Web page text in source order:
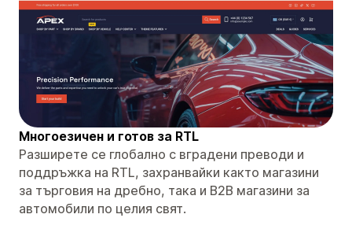
Многоезичен и готов за RTL
Разширете се глобално с вградени преводи и
поддръжка на RTL, захранвайки както магазини
за търговия на дребно, така и B2B магазини за
автомобили по целия свят.